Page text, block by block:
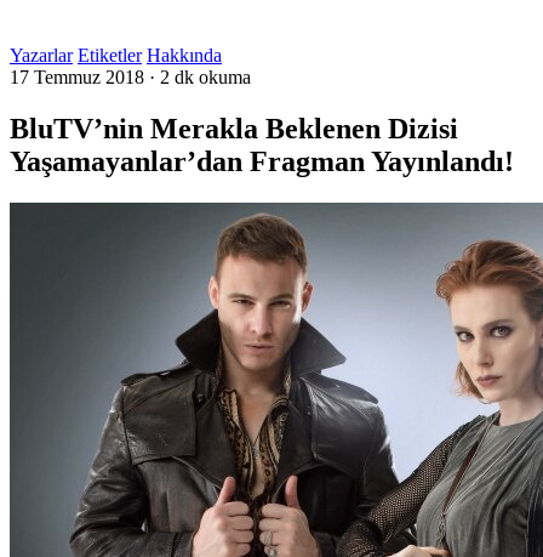
Yazarlar Etiketler Hakkında
17 Temmuz 2018 · 2 dk okuma
BluTV’nin Merakla Beklenen Dizisi
Yaşamayanlar’dan Fragman Yayınlandı!